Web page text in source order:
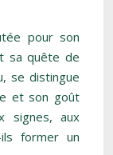
pour son
sa quête de
se distingue
et son goût
signes, aux
ils former un